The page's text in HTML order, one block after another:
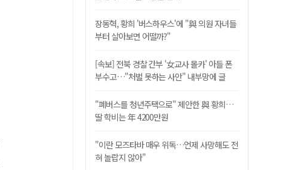
장동혁, 황희 '버스하우스'에 "與 의원 자녀들
부터 살아보면 어떨까?"
[속보] 전북 경찰 간부 '女교사 몰카' 아들 폰
부수고…"처벌 못하는 사안" 내부망에 글
"폐버스를 청년주택으로" 제안한 與 황희…
딸 학비는 年 4200만원
"이란 모즈타바 매우 위독…언제 사망해도 전
혀 놀랍지 않아"